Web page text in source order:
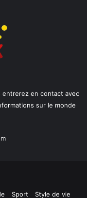
entrerez en contact avec
sur le monde
Sport Style de vie